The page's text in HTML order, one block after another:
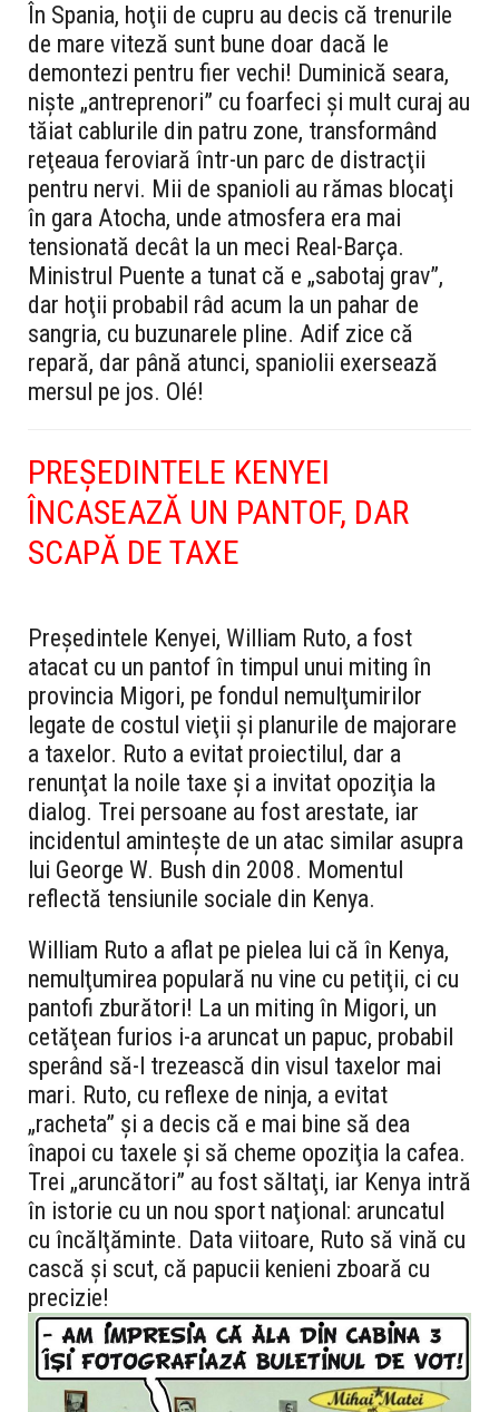
În Spania, hoţii de cupru au decis că trenurile
de mare viteză sunt bune doar dacă le
demontezi pentru fier vechi! Duminică seara,
nişte „antreprenori” cu foarfeci şi mult curaj au
tăiat cablurile din patru zone, transformând
reţeaua feroviară într-un parc de distracţii
pentru nervi. Mii de spanioli au rămas blocaţi
în gara Atocha, unde atmosfera era mai
tensionată decât la un meci Real-Barça.
Ministrul Puente a tunat că e „sabotaj grav”,
dar hoţii probabil râd acum la un pahar de
sangria, cu buzunarele pline. Adif zice că
repară, dar până atunci, spaniolii exersează
mersul pe jos. Olé!
PREŞEDINTELE KENYEI
ÎNCASEAZĂ UN PANTOF, DAR
SCAPĂ DE TAXE
Preşedintele Kenyei, William Ruto, a fost
atacat cu un pantof în timpul unui miting în
provincia Migori, pe fondul nemulţumirilor
legate de costul vieţii şi planurile de majorare
a taxelor. Ruto a evitat proiectilul, dar a
renunţat la noile taxe şi a invitat opoziţia la
dialog. Trei persoane au fost arestate, iar
incidentul aminteşte de un atac similar asupra
lui George W. Bush din 2008. Momentul
reflectă tensiunile sociale din Kenya.
William Ruto a aflat pe pielea lui că în Kenya,
nemulţumirea populară nu vine cu petiţii, ci cu
pantofi zburători! La un miting în Migori, un
cetăţean furios i-a aruncat un papuc, probabil
sperând să-l trezească din visul taxelor mai
mari. Ruto, cu reflexe de ninja, a evitat
„racheta” şi a decis că e mai bine să dea
înapoi cu taxele şi să cheme opoziţia la cafea.
Trei „aruncători” au fost săltaţi, iar Kenya intră
în istorie cu un nou sport naţional: aruncatul
cu încălţăminte. Data viitoare, Ruto să vină cu
cască şi scut, că papucii kenieni zboară cu
precizie!